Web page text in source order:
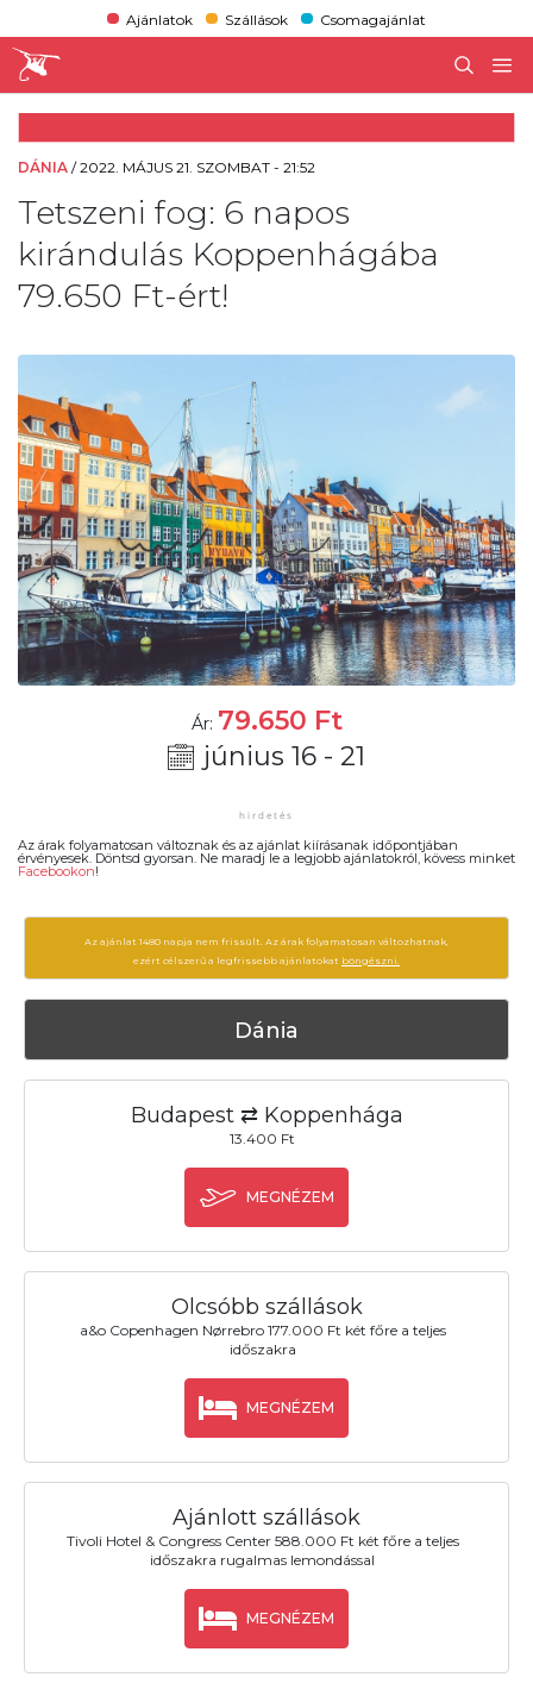
Ajánlatok Szállások Csomagajánlat
DÁNIA /2022. MÁJUS 21. SZOMBAT - 21:52
Tetszeni fog: 6 napos
kirándulás Koppenhágába
79.650 Ft-ért!
Ár: 79.650 Ft
június 16 - 21
Az árak folyamatosan változnak és az ajánlat kiírásanak időpontjában
érvényesek. Döntsd gyorsan. Ne maradj le a legjobb ajánlatokról, kövess minket
Facebookon!
Az ajánlat 1480 napja nem frissült. Az árak folyamatosan változhatnak,
ezért célszerű a legfrissebb ajánlatokat böngészni.
Dánia
Budapest ⇄ Koppenhága
13.400 Ft
MEGNÉZEM
Olcsóbb szállások
a&o Copenhagen Nørrebro 177.000 Ft két főre a teljes
időszakra
MEGNÉZEM
Ajánlott szállások
Tivoli Hotel & Congress Center 588.000 Ft két főre a teljes
időszakra rugalmas lemondással
MEGNÉZEM